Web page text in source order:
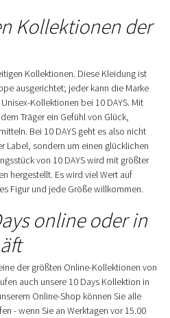
Kollektionen der
Kollektionen. Diese Kleidung ist
ausgerichtet; jeder kann die Marke
Kollektionen bei 10 DAYS. Mit
Träger ein Gefühl von Glück,
Bei 10 DAYS geht es also nicht
Label, sondern um einen glücklichen
von 10 DAYS wird mit größter
hergestellt. Es wird viel Wert auf
Figur und jede Größe willkommen.
online oder in
der größten Online-Kollektionen von
auch unsere 10 Days Kollektion in
Online-Shop können Sie alle
- wenn Sie an Werktagen vor 15.00